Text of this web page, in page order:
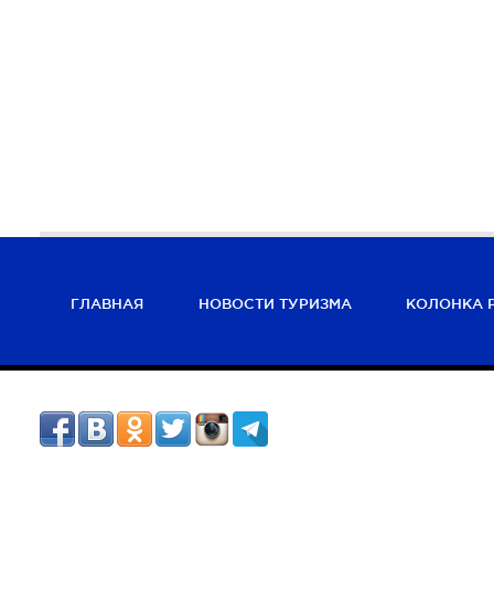
ГЛАВНАЯ НОВОСТИ ТУРИЗМА КОЛОНКА